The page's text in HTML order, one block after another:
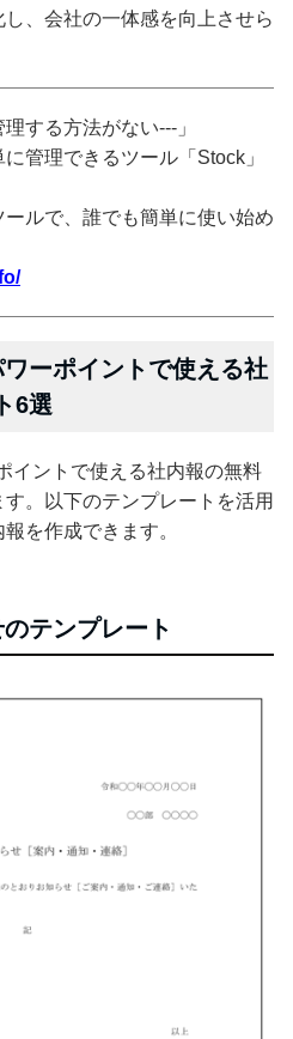
、会社の一体感を向上させら
する方法がない---」
管理できるツール「Stock」
ルで、誰でも簡単に使い始め
ワーポイントで使える社
6選
イントで使える社内報の無料
。以下のテンプレートを活用
を作成できます。
テンプレート